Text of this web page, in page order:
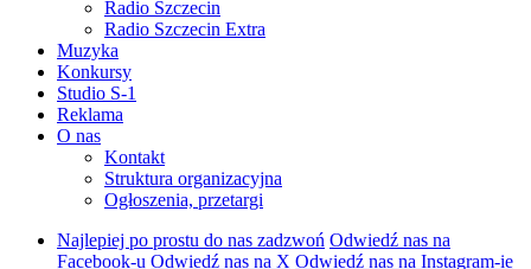
Radio Szczecin
Radio Szczecin Extra
Muzyka
Konkursy
Studio S-1
Reklama
O nas
Kontakt
Struktura organizacyjna
Ogłoszenia, przetargi
Najlepiej po prostu do nas zadzwoń Odwiedź nas na
Facebook-u Odwiedź nas na X Odwiedź nas na Instagram-ie